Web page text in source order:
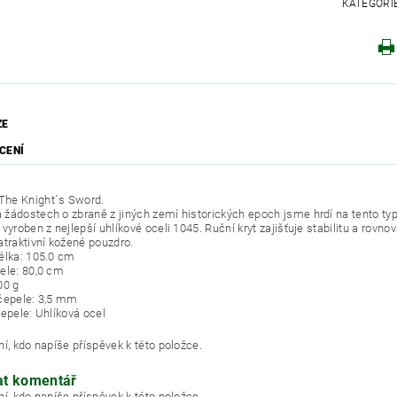
Knight´s Sword.
žádostech o zbraně z jiných zemí historických epoch jsme hrdí na tento
z nejlepší uhlíkové oceli 1045. Ruční kryt zajišťuje stabilitu a
kožené pouzdro.
105.0 cm
80,0 cm
g
3,5 mm
Uhlíková ocel
kdo napíše příspěvek k této položce.
komentář